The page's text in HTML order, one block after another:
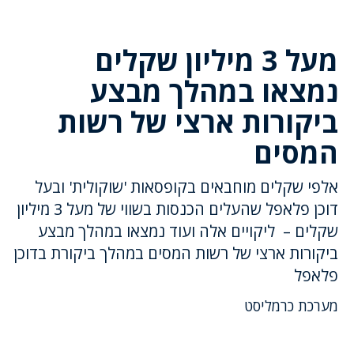
מעל 3 מיליון שקלים
נמצאו במהלך מבצע
ביקורות ארצי של רשות
המסים
אלפי שקלים מוחבאים בקופסאות 'שוקולית' ובעל
דוכן פלאפל שהעלים הכנסות בשווי של מעל 3 מיליון
שקלים – ליקויים אלה ועוד נמצאו במהלך מבצע
ביקורות ארצי של רשות המסים במהלך ביקורת בדוכן
פלאפל
מערכת כרמליסט